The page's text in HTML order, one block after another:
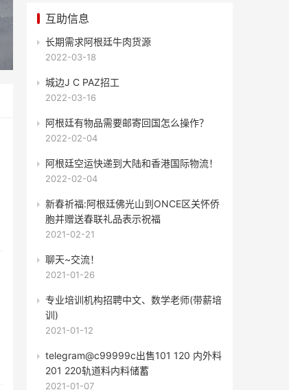
互助信息
长期需求阿根廷牛肉货源
2022-03-18
城边J C PAZ招工
2022-03-16
阿根廷有物品需要邮寄回国怎么操作？
2022-02-04
阿根廷空运快递到大陆和香港国际物流！
2022-02-04
新春祈福:阿根廷佛光山到ONCE区关怀侨
胞并赠送春联礼品表示祝福
2021-02-21
聊天~交流！
2021-01-26
专业培训机构​招聘中文、数学老师(带薪培
训)
2021-01-12
telegram@c99999c出售101 120 内外料
201 220轨道料内料储蓄
2021-01-07